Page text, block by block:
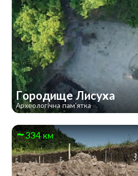
Городище Лисуха
Археологічна пам'ятка
334 км